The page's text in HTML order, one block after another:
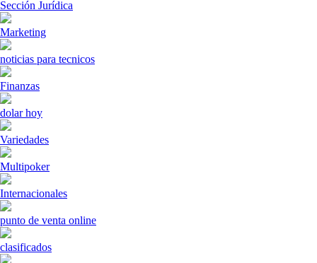
Sección Jurídica
Marketing
noticias para tecnicos
Finanzas
dolar hoy
Variedades
Multipoker
Internacionales
punto de venta online
clasificados